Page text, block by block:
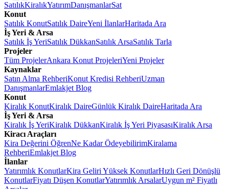
SatılıkKiralıkYatırımDanışmanlarSat
Konut
Satılık KonutSatılık DaireYeni İlanlarHaritada Ara
İş Yeri & Arsa
Satılık İş YeriSatılık DükkanSatılık ArsaSatılık Tarla
Projeler
Tüm ProjelerAnkara Konut ProjeleriYeni Projeler
Kaynaklar
Satın Alma RehberiKonut Kredisi RehberiUzman
DanışmanlarEmlakjet Blog
Konut
Kiralık KonutKiralık DaireGünlük Kiralık DaireHaritada Ara
İş Yeri & Arsa
Kiralık İş YeriKiralık DükkanKiralık İş Yeri PiyasasıKiralık Arsa
Kiracı Araçları
Kira Değerini ÖğrenNe Kadar ÖdeyebilirimKiralama
RehberiEmlakjet Blog
İlanlar
Yatırımlık KonutlarKira Geliri Yüksek KonutlarHızlı Geri Dönüşlü
KonutlarFiyatı Düşen KonutlarYatırımlık ArsalarUygun m² Fiyatlı